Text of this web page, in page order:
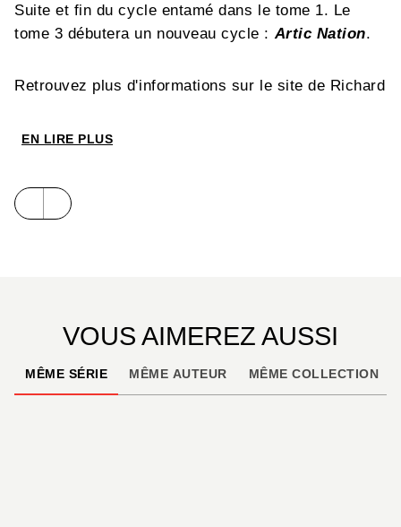
Suite et fin du cycle entamé dans le tome 1. Le
tome 3 débutera un nouveau cycle :Artic Nation.
Retrouvez plus d'informations sur le site de Richard
EN LIRE PLUS
VOUS AIMEREZ AUSSI
MÊME SÉRIE MÊME AUTEUR MÊME COLLECTION